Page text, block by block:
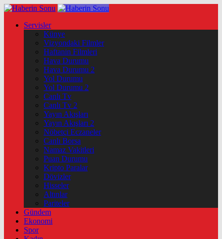
Servisler
Künye
Vizyondaki Filmler
Haftanin Filmleri
Hava Durumu
Hava Durumu 2
Yol Durumu
Yol Durumu 2
Canlı Tv
Canlı Tv 2
Yayın Akışları
Yayın Akışları 2
Nöbetçi Eczaneler
Canlı Borsa
Namaz Vakitleri
Puan Durumu
Kripto Paralar
Dövizler
Hisseler
Altınlar
Pariteler
Gündem
Ekonomi
Spor